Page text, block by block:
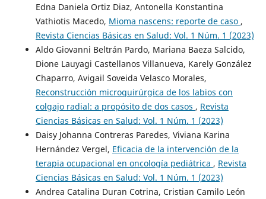
Edna Daniela Ortiz Diaz, Antonella Konstantina
Vathiotis Macedo, Mioma nascens: reporte de caso ,
Revista Ciencias Básicas en Salud: Vol. 1 Núm. 1 (2023)
Aldo Giovanni Beltrán Pardo, Mariana Baeza Salcido,
Dione Lauyagi Castellanos Villanueva, Karely González
Chaparro, Avigail Soveida Velasco Morales,
Reconstrucción microquirúrgica de los labios con
colgajo radial: a propósito de dos casos , Revista
Ciencias Básicas en Salud: Vol. 1 Núm. 1 (2023)
Daisy Johanna Contreras Paredes, Viviana Karina
Hernández Vergel, Eficacia de la intervención de la
terapia ocupacional en oncología pediátrica , Revista
Ciencias Básicas en Salud: Vol. 1 Núm. 1 (2023)
Andrea Catalina Duran Cotrina, Cristian Camilo León